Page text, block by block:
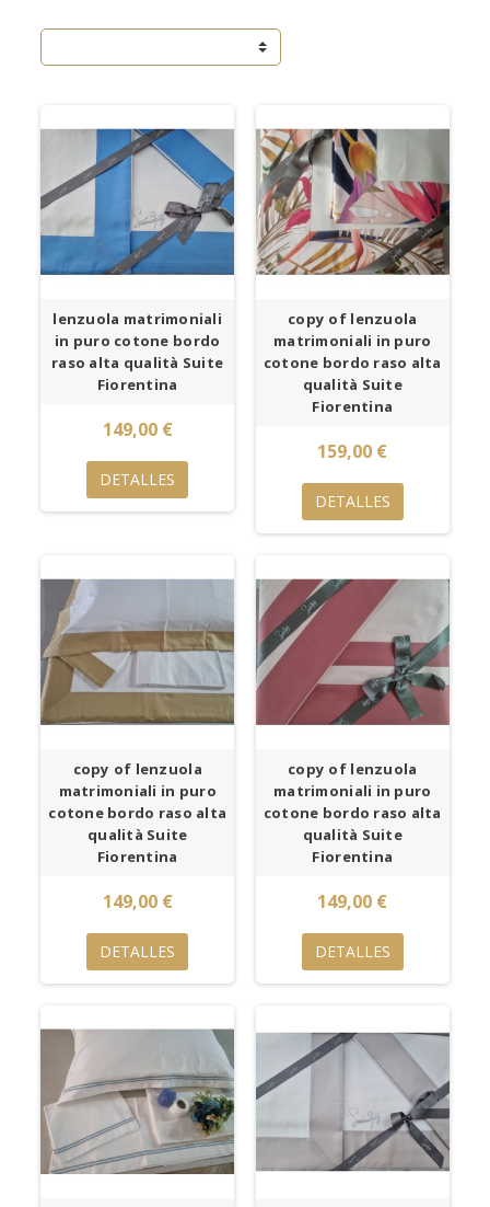
lenzuola matrimoniali
in puro cotone bordo
raso alta qualità Suite
Fiorentina
149,00 €
DETALLES
copy of lenzuola
matrimoniali in puro
cotone bordo raso alta
qualità Suite
Fiorentina
159,00 €
DETALLES
copy of lenzuola
matrimoniali in puro
cotone bordo raso alta
qualità Suite
Fiorentina
149,00 €
DETALLES
copy of lenzuola
matrimoniali in puro
cotone bordo raso alta
qualità Suite
Fiorentina
149,00 €
DETALLES